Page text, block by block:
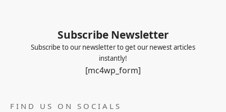
Subscribe Newsletter
Subscribe to our newsletter to get our newest articles
instantly!
[mc4wp_form]
FIND US ON SOCIALS